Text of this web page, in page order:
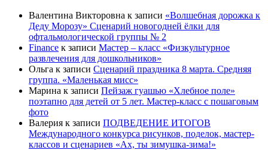
Валентина Викторовна к записи «Волшебная дорожка к
Деду Морозу» Сценарий новогодней ёлки для
офтальмологической группы № 2
Finance к записи Мастер – класс «Физкультурное
развлечения для дошкольников»
Ольга к записи Сценарий праздника 8 марта. Средняя
группа. «Маленькая мисс»
Марина к записи Пейзаж гуашью «Хлебное поле»
поэтапно для детей от 5 лет. Мастер-класс с пошаговым
фото
Валерия к записи ПОДВЕДЕНИЕ ИТОГОВ
Международного конкурса рисунков, поделок, мастер-
классов и сценариев «Ах, ты зимушка-зима!»